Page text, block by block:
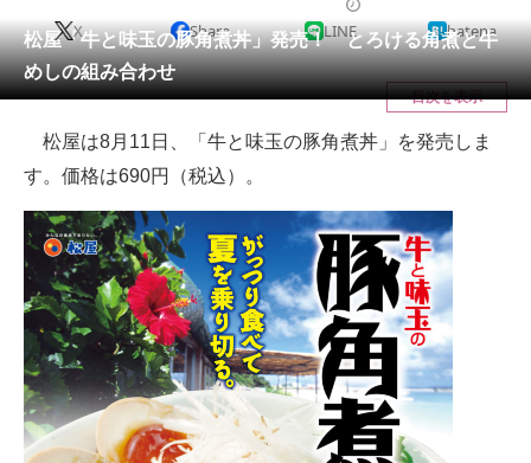
会員記事
メディア
注目記事を集めた総合ページ
ITの今と未来を見通す
スマホと通信の最新トレンド
進化するPCとデバイスの未来
好きが集まる 比べて選べる
ビジネスと働き方のヒント
AI活用のいまが分かる
松屋「牛と味玉の豚角煮丼」発売！ とろける角煮と牛
めしの組み合わせ
X Share LINE hatena
目次を表示
松屋は8月11日、「牛と味玉の豚角煮丼」を発売しま
す。価格は690円（税込）。